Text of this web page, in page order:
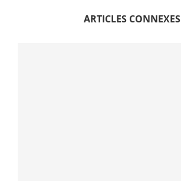
ARTICLES CONNEXES